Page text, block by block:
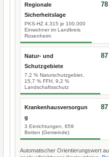
Regionale
Sicherheitslage
PKS-HZ 4.315 je 100.000
Einwohner im Landkreis
Rosenheim
78
Natur- und
Schutzgebiete
7,2 % Naturschutzgebiet,
15,7 % FFH, 9,2 %
Landschaftsschutz
87
Krankenhausversorgun
g
3 Einrichtungen, 659
Betten (Gemeinde)
87
Automatischer Orientierungswert